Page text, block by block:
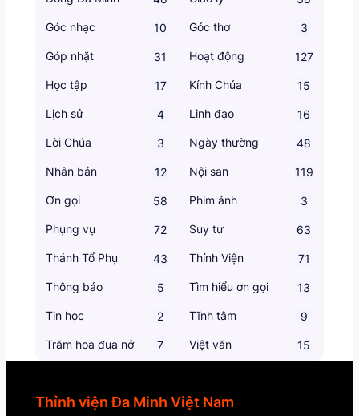
Góc nhạc 10 Góc thơ 3
Góp nhặt 31 Hoạt động 127
Học tập 17 Kính Chúa 15
Lịch sử 4 Linh đạo 16
Lời Chúa 3 Ngày thường 48
Nhân bản 12 Nội san 119
Ơn gọi 58 Phim ảnh 3
Phụng vụ 72 Suy tư 63
Thánh Tổ Phụ 43 Thỉnh Viện 71
Thông báo 5 Tìm hiểu ơn gọi 13
Tin học 2 Tĩnh tâm 9
Trăm hoa đua nở 7 Việt văn 15
Thỉnh viện Đa Minh Việt Nam